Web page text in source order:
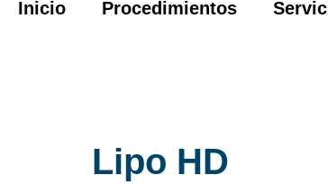
Inicio Procedimientos
Lipo HD